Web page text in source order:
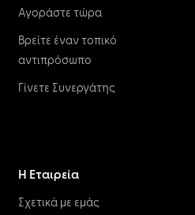
Αγοράστε τώρα
Βρείτε έναν τοπικό
αντιπρόσωπο
Γίνετε Συνεργάτης
Η Εταιρεία
Σχετικά με εμάς